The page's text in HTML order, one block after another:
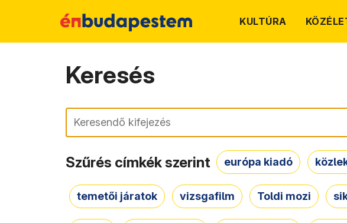
KULTÚRA
Keresés
Keresés
Szűrés címkék szerint európa kiadó
temetői járatok vizsgafilm Toldi mozi